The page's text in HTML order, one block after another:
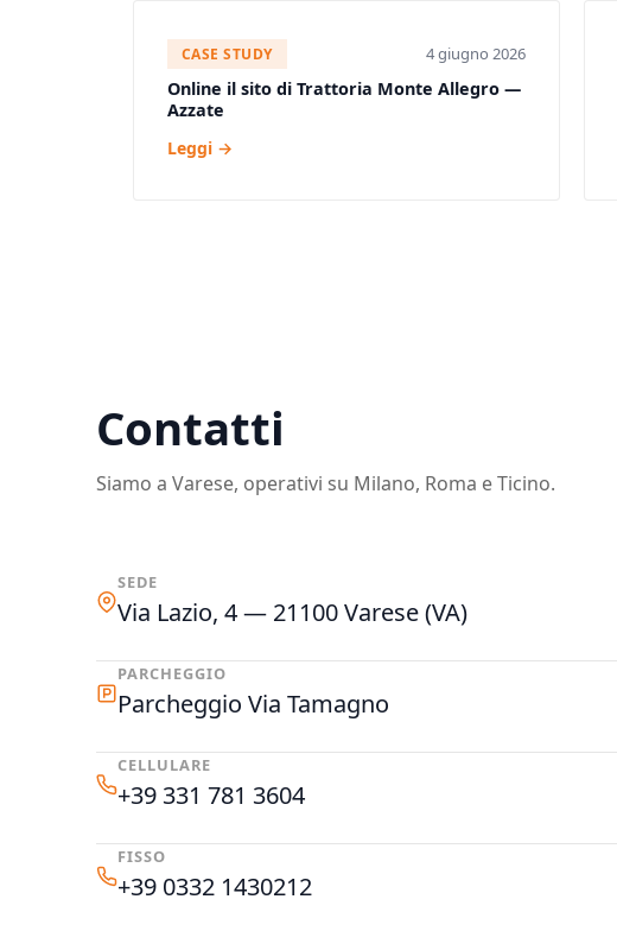
CASE STUDY 4 giugno 2026
Online il sito di Trattoria Monte Allegro —
Azzate
Leggi →
Contatti
Siamo a Varese, operativi su Milano, Roma e Ticino.
SEDE
Via Lazio, 4 — 21100 Varese (VA)
PARCHEGGIO
Parcheggio Via Tamagno
CELLULARE
+39 331 781 3604
FISSO
+39 0332 1430212